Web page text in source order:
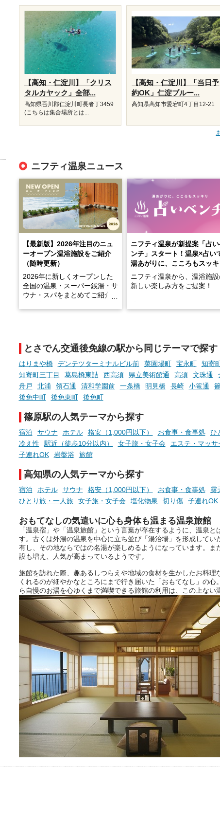
【高知・仁淀川】「クリス
タルカヤック」全部...
高知県吾川郡仁淀川町長者丁3459
(こちらは集合場所とは...
【高知・仁淀川】「当日予
約OK」仁淀ブルー...
高知県高知市愛宕町4丁目12-21
ニフティ温泉ニュース
【最新版】2026年注目のニュ
ーオープン温浴施設をご紹介
（随時更新）
2026年に新しくオープンした
全国の温泉・スーパー銭湯・サ
ウナ・スパをまとめてご紹介！
います。
現地取材記事もあわせて紹介し
ていますので、気になる施設は
ぜひチェックして次のおでかけ
先の参考にしてみてください
ね。
ニフティ温泉が新提案「占
ンチ」スタート！温泉×占い
湯あがりに、こころもスッキ
ニフティ温泉から、温浴施
新しい楽しみ方をご提案！
手相やタロットなど気軽に楽
める占いで、“ととのう”おふ
時間を、もっと特別に。
とさでん交通後免線の駅から同じテーマで探す
はりまや橋 デンテツターミナルビル前 菜園場町 宝永町 知寄
知寄町三丁目
葛島橋東詰 西高須 県立美術館通 高須 文珠通
舟戸
北浦 領石通 清和学園前 一条橋 明見橋 長崎 小篭通
後免中町
後免東町 後免町
篠原駅の人気テーマから探す
宿泊 サウナ ホテル 格安（1,000円以下） お食事・食事処 ひ
冷え性
駅近（徒歩10分以内） 女子旅・女子会 エステ・マッサ
子連れOK
岩盤浴 旅館
高知県の人気テーマから探す
宿泊 ホテル サウナ 格安（1,000円以下） お食事・食事処 露
ひとり旅・一人旅
女子旅・女子会 塩化物泉 切り傷 子連れOK
おもてなしの気遣いに心も身体も温まる温泉旅館
「温泉宿」や「温泉旅館」という言葉が存在するように、温泉
す。古くは外湯の温泉を中心に立ち並び「湯治場」を形成してい
有し、その地ならではの名湯が楽しめるようになっています。
設も増え、人気が高まっているようです。
旅館を訪れた際、趣あるしつらえや地域の食材を生かしたお料理
くれるのが細やかなところにまで行き届いた「おもてなし」の
ら自慢のお湯を心ゆくまで満喫できる旅館の利用は、この上ない